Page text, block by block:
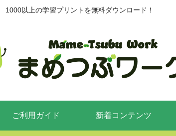
1000以上の学習プリントを無料ダウンロード！
ご利用ガイド 新着コンテンツ